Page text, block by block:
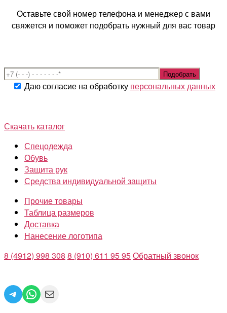
Оставьте свой номер телефона и менеджер с вами
свяжется и поможет подобрать нужный для вас товар
Даю согласие на обработку персональных данных
Скачать каталог
Спецодежда
Обувь
Защита рук
Средства индивидуальной защиты
Прочие товары
Таблица размеров
Доставка
Нанесение логотипа
8 (4912) 998 308 8 (910) 611 95 95Обратный звонок
Telegram
WhatsApp
Mail